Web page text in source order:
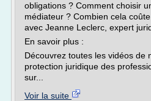
obligations ? Comment choisir
médiateur ? Combien cela
avec Jeanne Leclerc, expert
En savoir plus :
Découvrez toutes les vidéos de
protection juridique des
sur...
Voir la suite